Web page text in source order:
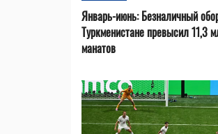
Январь-июнь: Безналичный
Туркменистане превысил 11,3
манатов